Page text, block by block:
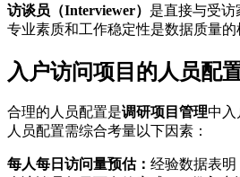
访谈员（Interviewer） 是直接与受
专业素质和工作稳定性是数据质量的
入户访问项目的人员配
合理的人员配置是调研项目管理中入
人员配置需综合考量以下因素：
每人每日访问量预估： 经验数据表